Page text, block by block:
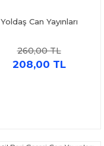
Yoldaş Can Yayınları
260,00 TL
208,00 TL